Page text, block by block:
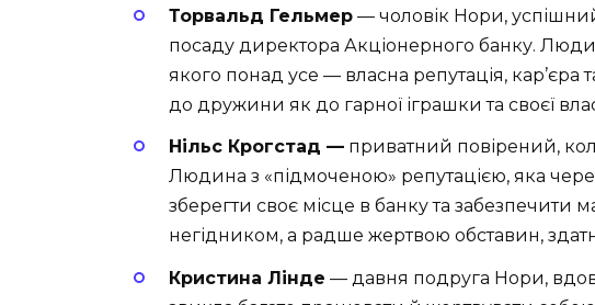
Торвальд Гельмер — чоловік Нори,
посаду директора Акціонерного банку.
якого понад усе — власна репутація, кар’єра
до дружини як до гарної іграшки та своєї
Нільс Крогстад — приватний повірений,
Людина з «підмоченою» репутацією, яка
зберегти своє місце в банку та забезпечити
негідником, а радше жертвою обставин,
Кристина Лінде — давня подруга Нори,